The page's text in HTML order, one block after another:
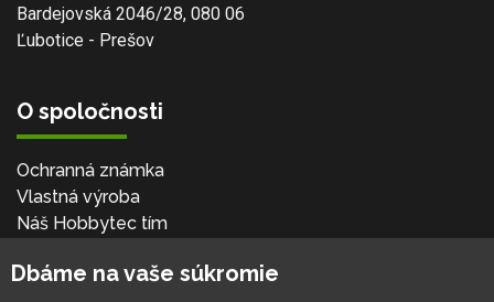
Bardejovská 2046/28, 080 06
Ľubotice - Prešov
O spoločnosti
Ochranná známka
Vlastná výroba
Náš Hobbytec tím
Naša história
Dbáme na vaše súkromie